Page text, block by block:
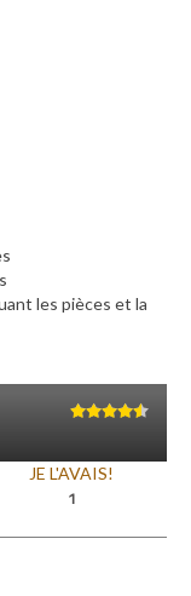
les pièces et la
JE L'AVAIS!
1